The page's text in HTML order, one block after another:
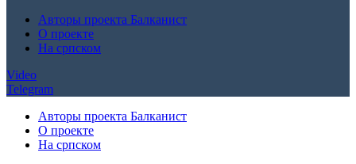
Авторы проекта Балканист
О проекте
На српском
Video
Telegram
Авторы проекта Балканист
О проекте
На српском